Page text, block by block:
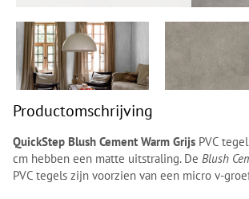
Productomschrijving
QuickStep Blush Cement Warm Grijs PVC
cm hebben een matte uitstraling. De Blush
PVC tegels zijn voorzien van een micro v-